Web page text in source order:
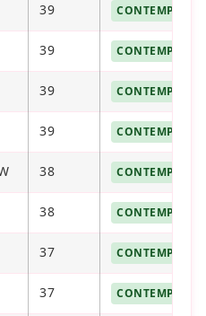
39 CONTEMPLADO
39 CONTEMPLADO
39 CONTEMPLADO
39 CONTEMPLADO
38 CONTEMPLADO
38 CONTEMPLADO
37 CONTEMPLADO
37 CONTEMPLADO